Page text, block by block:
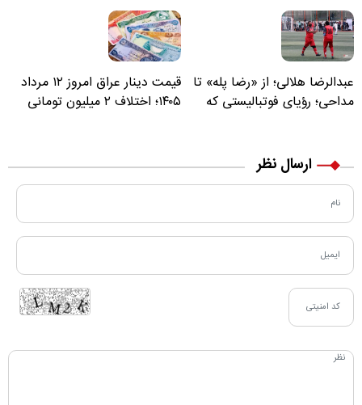
عبدالرضا هلالی؛ از «رضا پله» تا
مداحی؛ رؤیای فوتبالیستی که
قیمت دینار عراق امروز ۱۲ مرداد
۱۴۰۵؛ اختلاف ۲ میلیون تومانی
ارسال نظر